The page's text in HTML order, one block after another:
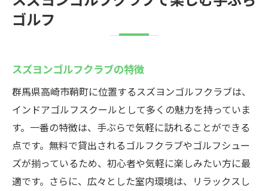
ゴルフ
スズヨンゴルフクラブの特徴
群馬県高崎市鞘町に位置するスズヨンゴルフクラブは、
インドアゴルフスクールとして多くの魅力を持っていま
す。一番の特徴は、手ぶらで気軽に訪れることができる
点です。無料で貸出されるゴルフクラブやゴルフシュー
ズが揃っているため、初心者や気軽に楽しみたい方に最
適です。さらに、広々とした室内環境は、リラックスし